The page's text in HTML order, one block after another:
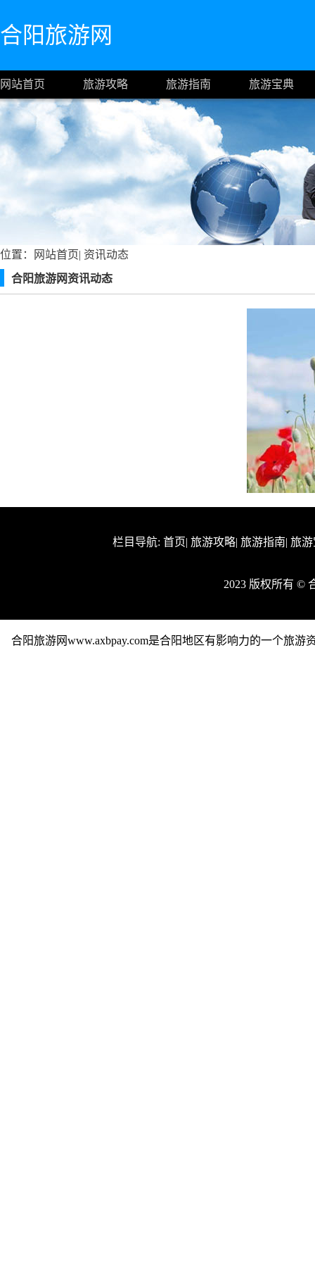
合阳旅游网
网站首页 旅游攻略 旅游指南 旅游宝典
位置： 网站首页| 资讯动态
合阳旅游网资讯动态
栏目导航: 首页| 旅游攻略| 旅游指南| 旅
2023 版权所有 ©
合阳旅游网www.axbpay.com是合阳地区有影响力的一个旅